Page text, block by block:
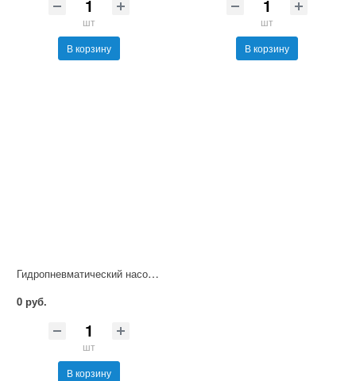
шт
В корзину
шт
В корзину
Гидропневматический насос НП 1/1000М
0 руб.
шт
В корзину